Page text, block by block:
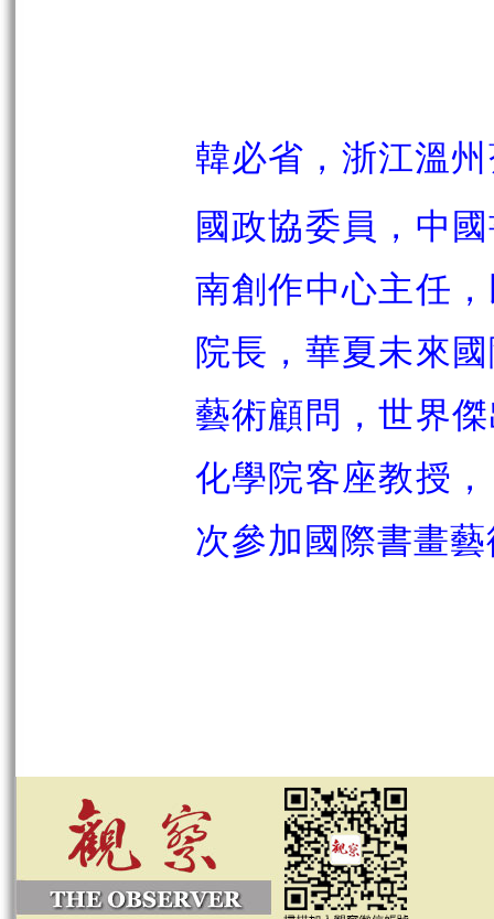
韓必省，浙江溫
國政協委員，中
南創作中心主任
院長，華夏未來
藝術顧問，世界
化學院客座教授
次參加國際書畫